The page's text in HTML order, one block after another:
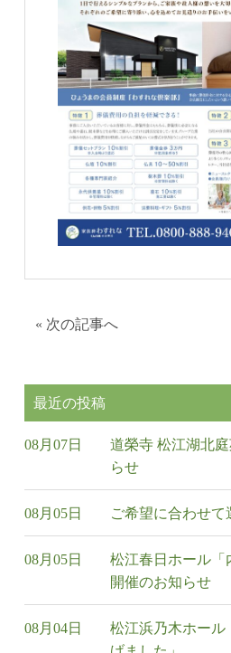
« 次の記事へ
最近の投稿
08月07日
道榮寺 松江湖北
らせ
08月05日 ご希望に合わせ
08月05日
松江春日ホール「
開催のお知らせ
08月04日
松江浜乃木ホール